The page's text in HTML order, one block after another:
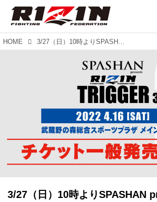
HOME 3/27（日）10時よりSPASHAN presents RIZIN TRIGGER 3rdのチケット一般発売スタート！
3/27（日）10時よりSPASHAN